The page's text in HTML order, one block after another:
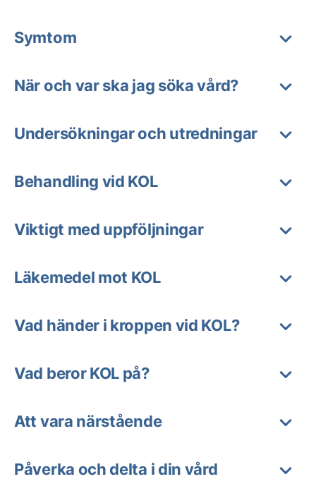
Symtom
När och var ska jag söka vård?
Undersökningar och utredningar
Behandling vid KOL
Viktigt med uppföljningar
Läkemedel mot KOL
Vad händer i kroppen vid KOL?
Vad beror KOL på?
Att vara närstående
Påverka och delta i din vård